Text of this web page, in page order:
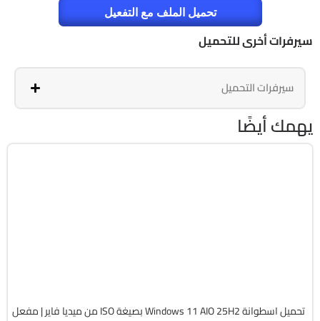
تحميل الملف مع التفعيل
للتحميل
التحميل
تحميل اسطوانة Windows 11 AIO 25H2 بصيغة ISO من ميديا فاير | مفعل